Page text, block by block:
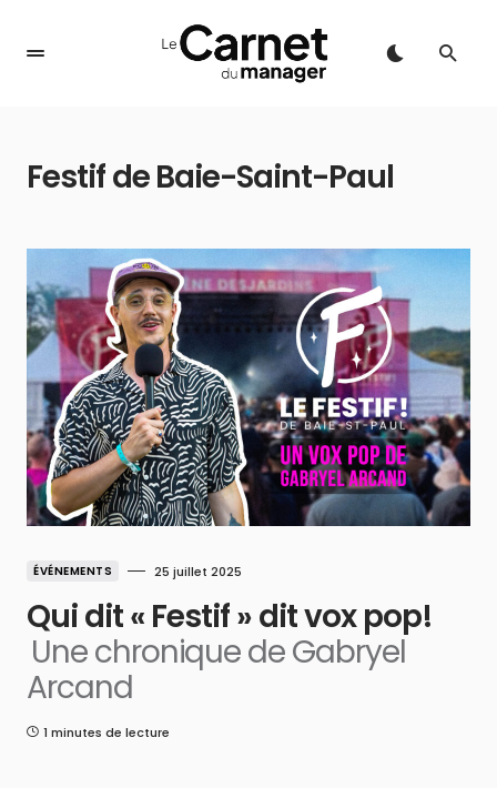
Festif de Baie-Saint-Paul
ÉVÉNEMENTS 25 juillet 2025
Qui dit « Festif » dit vox pop!
Une chronique de Gabryel
Arcand
1 minutes de lecture